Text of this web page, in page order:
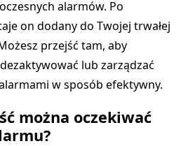
alarmów. Po
on dodany do Twojej trwałej
przejść tam, aby
lub zarządzać
w sposób efektywny.
można oczekiwać